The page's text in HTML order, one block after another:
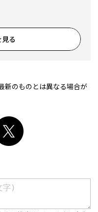
る
新のものとは異なる場合が